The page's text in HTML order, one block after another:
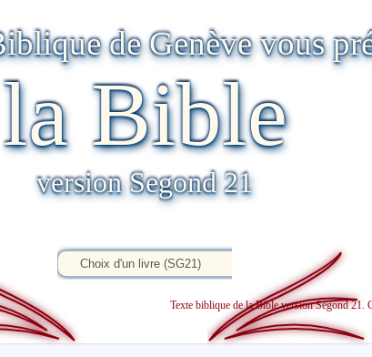
de Genève vous
la Bible
version Segond 21
Texte biblique de la Bible version Segond